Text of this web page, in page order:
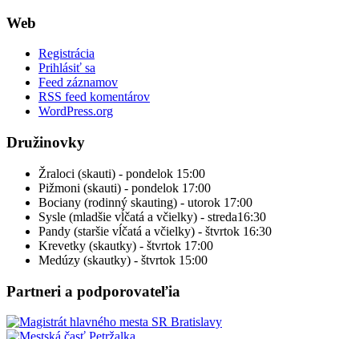
Web
Registrácia
Prihlásiť sa
Feed záznamov
RSS feed komentárov
WordPress.org
Družinovky
Žraloci (skauti) - pondelok 15:00
Pižmoni (skauti) - pondelok 17:00
Bociany (rodinný skauting) - utorok 17:00
Sysle (mladšie vĺčatá a včielky) - streda16:30
Pandy (staršie vĺčatá a včielky) - štvrtok 16:30
Krevetky (skautky) - štvrtok 17:00
Medúzy (skautky) - štvrtok 15:00
Partneri a podporovateľia